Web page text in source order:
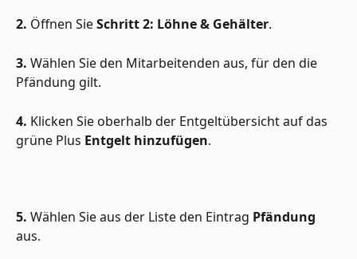
2. Öffnen Sie Schritt 2: Löhne & Gehälter.
3. Wählen Sie den Mitarbeitenden aus, für den die
Pfändung gilt.
4. Klicken Sie oberhalb der Entgeltübersicht auf das
grüne Plus Entgelt hinzufügen.
5. Wählen Sie aus der Liste den Eintrag Pfändung
aus.